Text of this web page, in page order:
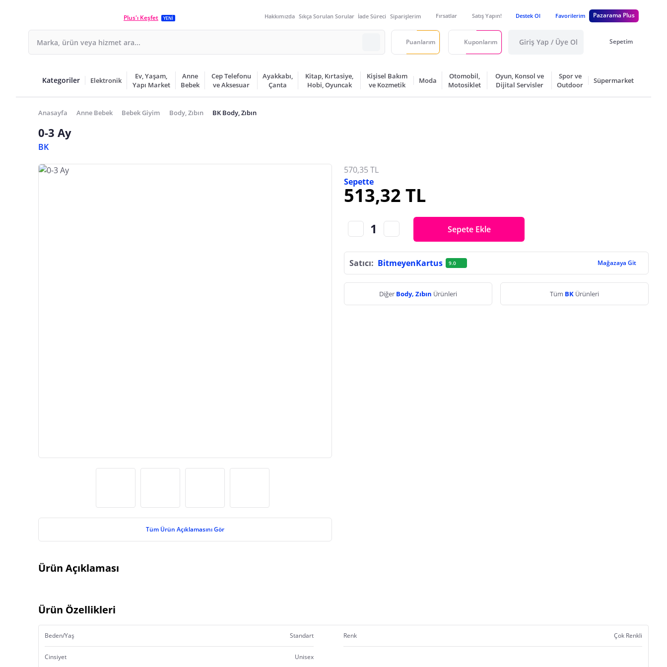
Plus'ı Keşfet YENİ Hakkımızda Sıkça Sorulan Sorular İade Süreci Siparişlerim Fırsatlar Satış Yapın! Destek Ol Favorilerim Pazarama Plus
Puanlarım Kuponlarım Giriş Yap / Üye Ol Sepetim
Kategoriler Elektronik
Ev, Yaşam,
Yapı Market
Anne
Bebek
Cep Telefonu
ve Aksesuar
Ayakkabı,
Çanta
Kitap, Kırtasiye,
Hobi, Oyuncak
Kişisel Bakım
ve Kozmetik
Moda
Otomobil,
Motosiklet
Oyun, Konsol ve
Dijital Servisler
Spor ve
Outdoor
Süpermarket
Anasayfa Anne Bebek Bebek Giyim Body, Zıbın BK Body, Zıbın
0-3 Ay
BK
Tüm Ürün Açıklamasını Gör
570,35 TL
Sepette
513,32 TL
Sepete Ekle
Satıcı: BitmeyenKartus 9.0 Mağazaya Git
Diğer Body, Zıbın Ürünleri Tüm BK Ürünleri
Ürün Açıklaması
Ürün Özellikleri
Beden/Yaş Standart Renk Çok Renkli
Cinsiyet Unisex